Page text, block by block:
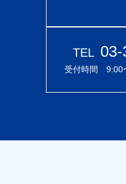
TEL
受付時間 9:00